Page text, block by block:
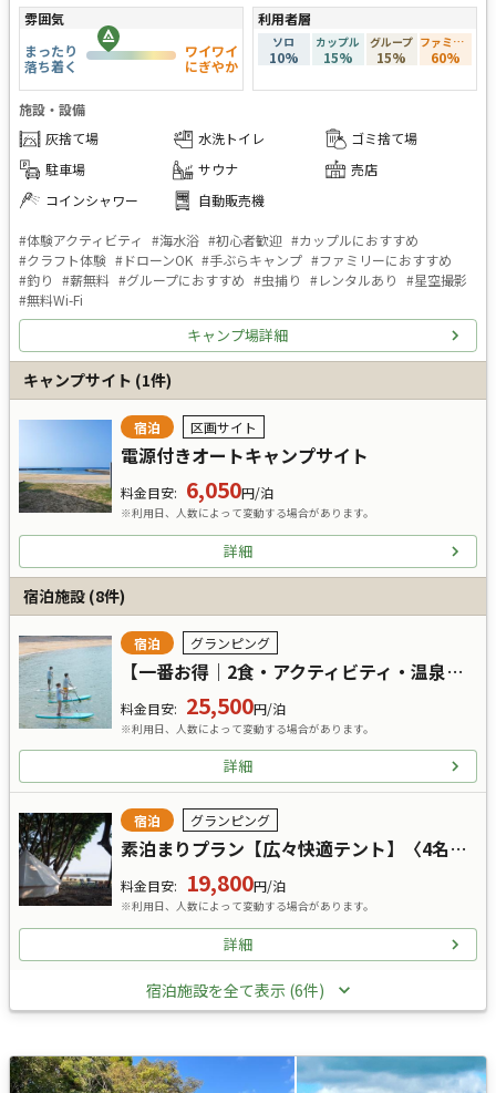
雰囲気
まったり
落ち着く
ワイワイ
にぎやか
利用者層
ソロ
10%
カップル
15%
グループ
15%
ファミリー
60%
施設・設備
灰捨て場
水洗トイレ
ゴミ捨て場
駐車場
サウナ
売店
コインシャワー
自動販売機
#体験アクティビティ #海水浴 #初心者歓迎 #カップルにおすすめ
#クラフト体験 #ドローンOK #手ぶらキャンプ #ファミリーにおすすめ
#釣り #薪無料 #グループにおすすめ #虫捕り #レンタルあり #星空撮影
#無料Wi-Fi
キャンプ場詳細
キャンプサイト (1件)
宿泊 区画サイト
電源付きオートキャンプサイト
料金目安: 6,050円/泊
※利用日、人数によって変動する場合があります。
詳細
宿泊施設 (8件)
宿泊 グランピング
【一番お得｜2食・アクティビティ・温泉付】アクティビティ使い放題プラン【広々快適テント】
料金目安: 25,500円/泊
※利用日、人数によって変動する場合があります。
詳細
宿泊 グランピング
素泊まりプラン【広々快適テント】〈4名定員〉
料金目安: 19,800円/泊
※利用日、人数によって変動する場合があります。
詳細
宿泊施設を全て表示 (6件)